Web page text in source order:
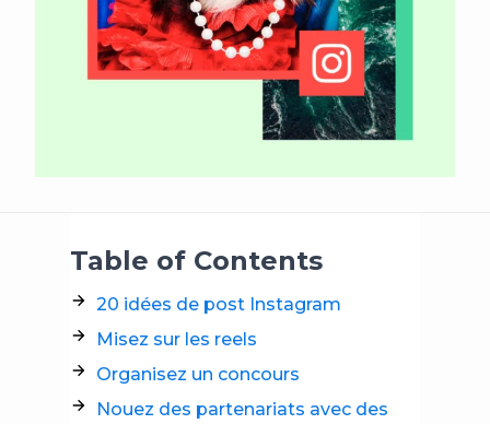
Table of Contents
20 idées de post Instagram
Misez sur les reels
Organisez un concours
Nouez des partenariats avec des